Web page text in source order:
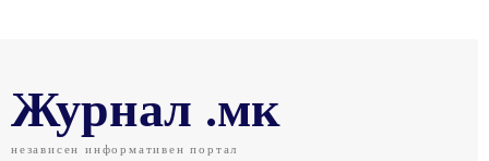
Журнал .мк
независен информативен портал